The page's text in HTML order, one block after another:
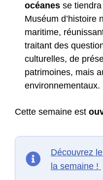
océanes se
Muséum d’histoire
maritime,
traitant des
culturelles, de
patrimoines, mais
environnementaux.
Cette semaine est
Découvrez
la semaine !